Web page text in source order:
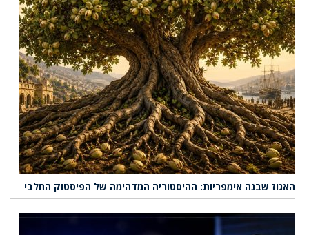
האגוז שבנה אימפריות: ההיסטוריה המדהימה של הפיסטוק החלבי